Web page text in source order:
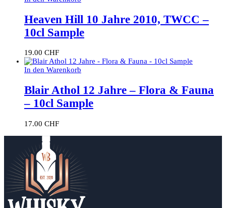
Heaven Hill 10 Jahre 2010, TWCC –
10cl Sample
19.00 CHF
In den Warenkorb
Blair Athol 12 Jahre – Flora & Fauna
– 10cl Sample
17.00 CHF